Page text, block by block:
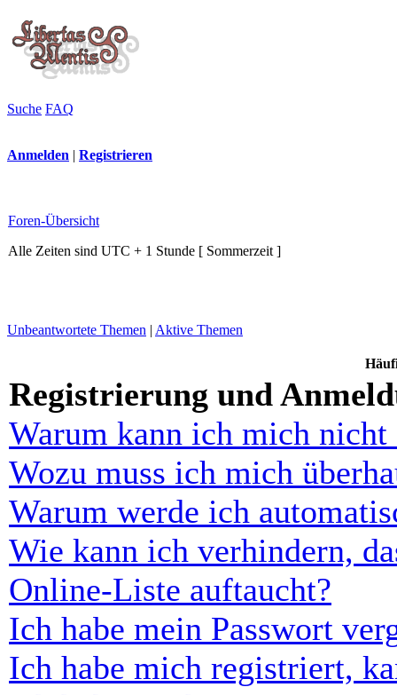
Suche FAQ
Anmelden | Registrieren
Foren-Übersicht
Alle Zeiten sind UTC + 1 Stunde [ Sommerzeit ]
Unbeantwortete Themen | Aktive Themen
Registrierung und
Warum kann ich mich nicht
Wozu muss ich mich
Warum werde ich
Wie kann ich verhindern,
Online-Liste auftaucht?
Ich habe mein Passwort
Ich habe mich registriert,